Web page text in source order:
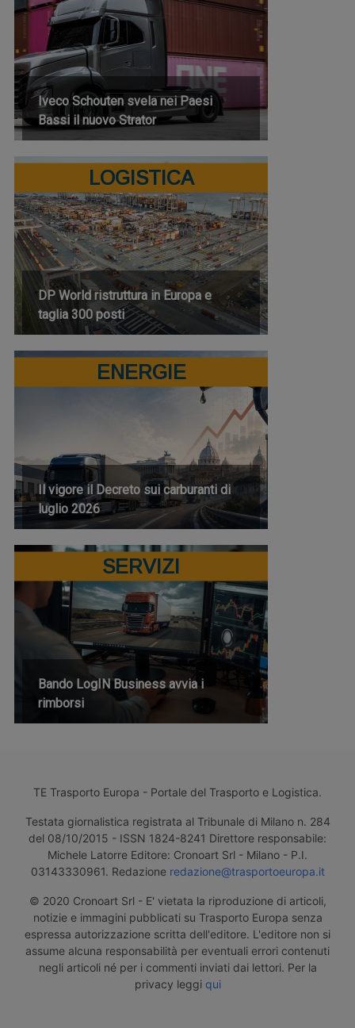
Iveco Schouten svela nei Paesi
Bassi il nuovo Strator
LOGISTICA
DP World ristruttura in Europa e
taglia 300 posti
ENERGIE
Il vigore il Decreto sui carburanti di
luglio 2026
SERVIZI
Bando LogIN Business avvia i
rimborsi
TE Trasporto Europa - Portale del Trasporto e Logistica.
Testata giornalistica registrata al Tribunale di Milano n. 284
del 08/10/2015 - ISSN 1824-8241 Direttore responsabile:
Michele Latorre Editore: Cronoart Srl - Milano - P.I.
03143330961. Redazione redazione@trasportoeuropa.it
© 2020 Cronoart Srl - E' vietata la riproduzione di articoli,
notizie e immagini pubblicati su Trasporto Europa senza
espressa autorizzazione scritta dell'editore. L'editore non si
assume alcuna responsabilità per eventuali errori contenuti
negli articoli né per i commenti inviati dai lettori. Per la
privacy leggi qui